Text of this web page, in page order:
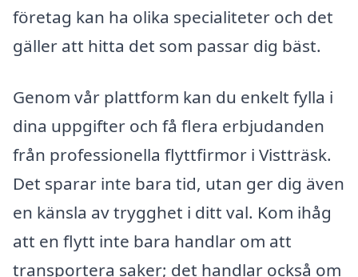
företag kan ha olika specialiteter och det
gäller att hitta det som passar dig bäst.
Genom vår plattform kan du enkelt fylla i
dina uppgifter och få flera erbjudanden
från professionella flyttfirmor i Vistträsk.
Det sparar inte bara tid, utan ger dig även
en känsla av trygghet i ditt val. Kom ihåg
att en flytt inte bara handlar om att
transportera saker; det handlar också om